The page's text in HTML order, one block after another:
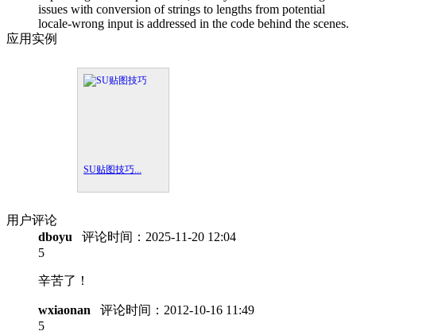
issues with conversion of strings to lengths from potential
locale-wrong input is addressed in the code behind the scenes.
应用实例
SU贴图技巧...
用户评论
dboyu
评论时间： 2025-11-20 12:04
5
辛苦了！
wxiaonan 评论时间： 2012-10-16 11:49
5